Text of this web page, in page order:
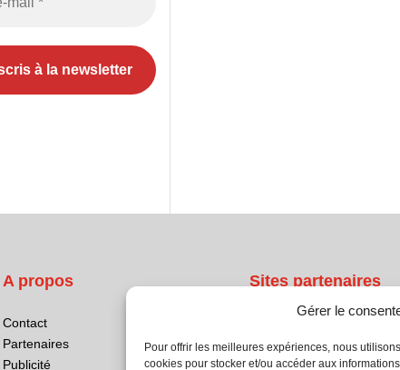
Gérer le
Pour offrir les meilleures expériences, nous
cookies pour stocker et/ou accéder aux
A propos
Contact
Partenaires
Publicité
Sites partenaires
Atrium Patrimoine
Kiosque 21